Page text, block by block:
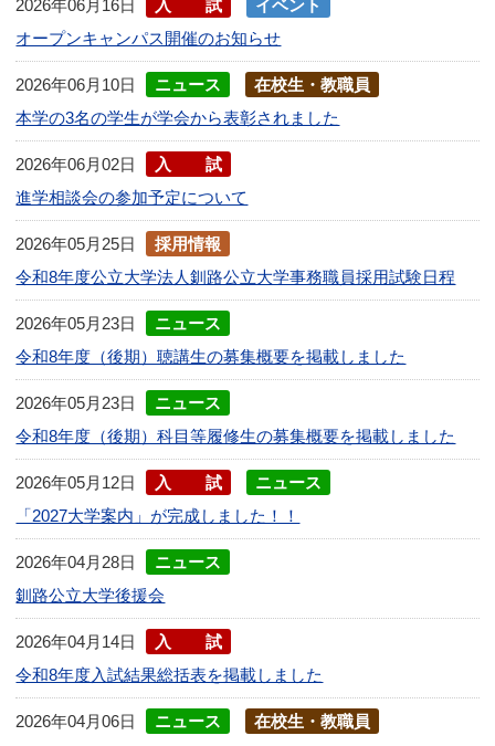
2026年06月16日 入試
イベント
オープンキャンパス開催のお知らせ
2026年06月10日 ニュース
在校生・教職員
本学の3名の学生が学会から表彰されました
2026年06月02日
入試
進学相談会の参加予定について
2026年05月25日
採用情報
令和8年度公立大学法人釧路公立大学事務職員採用試験日程
2026年05月23日
ニュース
令和8年度（後期）聴講生の募集概要を掲載しました
2026年05月23日
ニュース
令和8年度（後期）科目等履修生の募集概要を掲載しました
2026年05月12日 入試
ニュース
「2027大学案内」が完成しました！！
2026年04月28日
ニュース
釧路公立大学後援会
2026年04月14日
入試
令和8年度入試結果総括表を掲載しました
2026年04月06日 ニュース
在校生・教職員